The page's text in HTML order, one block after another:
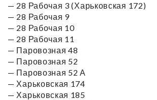
— 28 Рабочая 3 (Харьковская 172)
— 28 Рабочая 9
— 28 Рабочая 10
— 28 Рабочая 11
— Паровозная 48
— Паровозная 52
— Паровозная 52 А
— Харьковская 174
— Харьковская 185